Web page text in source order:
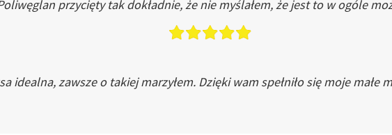
przycięty tak dokładnie, że nie myślałem, że jest to w ogóle
idealna, zawsze o takiej marzyłem. Dzięki wam spełniło się moje małe